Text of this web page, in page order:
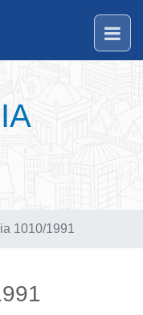
1010/1991